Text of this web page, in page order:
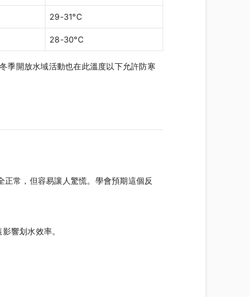
29-31°C
28-30°C
季開放水域活動也在此溫度以下允許防寒
常，但容易讓人驚慌。學會預期這個反
響划水效率。